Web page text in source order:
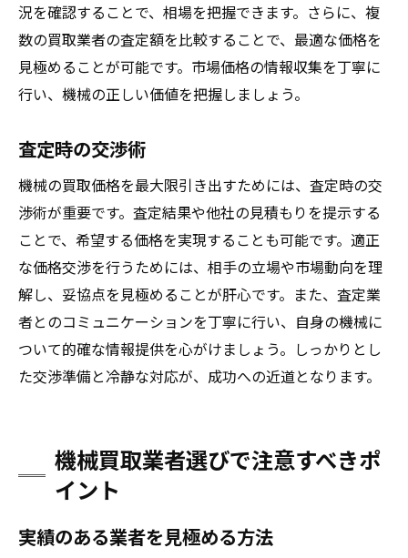
況を確認することで、相場を把握できます。さらに、複
数の買取業者の査定額を比較することで、最適な価格を
見極めることが可能です。市場価格の情報収集を丁寧に
行い、機械の正しい価値を把握しましょう。
査定時の交渉術
機械の買取価格を最大限引き出すためには、査定時の交
渉術が重要です。査定結果や他社の見積もりを提示する
ことで、希望する価格を実現することも可能です。適正
な価格交渉を行うためには、相手の立場や市場動向を理
解し、妥協点を見極めることが肝心です。また、査定業
者とのコミュニケーションを丁寧に行い、自身の機械に
ついて的確な情報提供を心がけましょう。しっかりとし
た交渉準備と冷静な対応が、成功への近道となります。
機械買取業者選びで注意すべきポ
イント
実績のある業者を見極める方法